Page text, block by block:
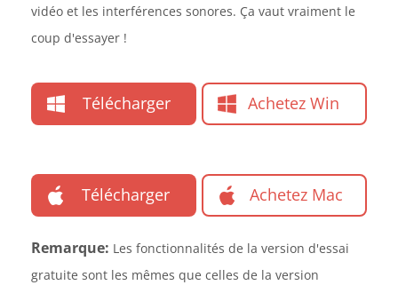
vidéo et les interférences sonores. Ça vaut vraiment le
coup d'essayer !
Télécharger Achetez Win
Télécharger Achetez Mac
Remarque: Les fonctionnalités de la version d'essai
gratuite sont les mêmes que celles de la version